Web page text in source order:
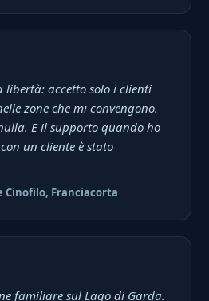
libertà: accetto solo i clienti
zone che mi convengono.
E il supporto quando ho
un cliente è stato
Cinofilo, Franciacorta
familiare sul Lago di Garda.